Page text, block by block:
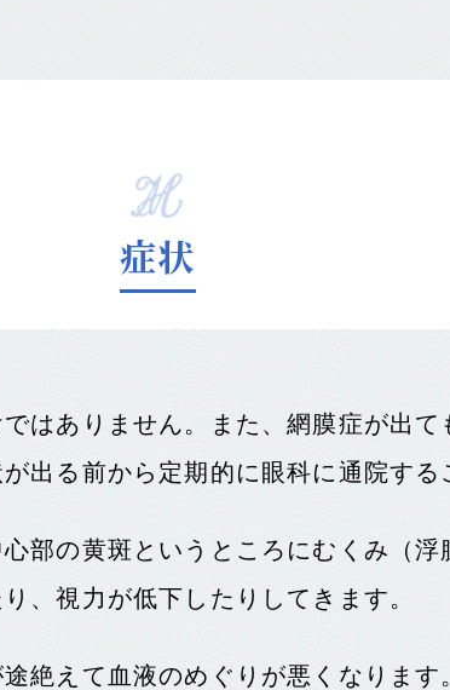
症状
はありません。また、網膜症が出
出る前から定期的に眼科に通院す
部の黄斑というところにむくみ（
、視力が低下したりしてきます。
絶えて血液のめぐりが悪くなりま